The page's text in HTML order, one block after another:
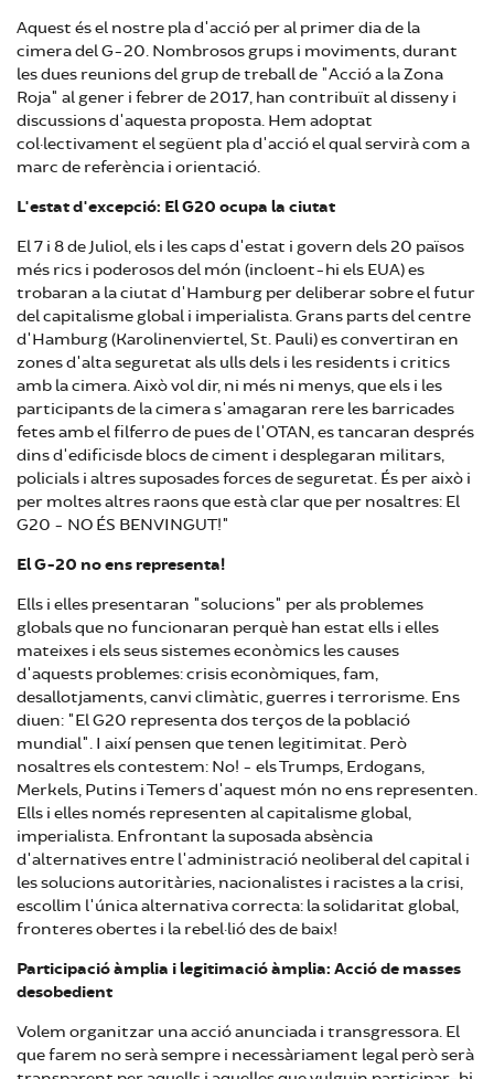
Aquest és el nostre pla d'acció per al primer dia de la
cimera del G-20. Nombrosos grups i moviments, durant
les dues reunions del grup de treball de "Acció a la Zona
Roja" al gener i febrer de 2017, han contribuït al disseny i
discussions d'aquesta proposta. Hem adoptat
col·lectivament el següent pla d'acció el qual servirà com a
marc de referència i orientació.
L'estat d'excepció: El G20 ocupa la ciutat
El 7 i 8 de Juliol, els i les caps d'estat i govern dels 20 països
més rics i poderosos del món (incloent-hi els EUA) es
trobaran a la ciutat d'Hamburg per deliberar sobre el futur
del capitalisme global i imperialista. Grans parts del centre
d'Hamburg (Karolinenviertel, St. Pauli) es convertiran en
zones d'alta seguretat als ulls dels i les residents i critics
amb la cimera. Això vol dir, ni més ni menys, que els i les
participants de la cimera s'amagaran rere les barricades
fetes amb el filferro de pues de l'OTAN, es tancaran després
dins d'edificisde blocs de ciment i desplegaran militars,
policials i altres suposades forces de seguretat. És per això i
per moltes altres raons que està clar que per nosaltres: El
G20 - NO ÉS BENVINGUT!"
El G-20 no ens representa!
Ells i elles presentaran "solucions" per als problemes
globals que no funcionaran perquè han estat ells i elles
mateixes i els seus sistemes econòmics les causes
d'aquests problemes: crisis econòmiques, fam,
desallotjaments, canvi climàtic, guerres i terrorisme. Ens
diuen: "El G20 representa dos terços de la població
mundial". I així pensen que tenen legitimitat. Però
nosaltres els contestem: No! - els Trumps, Erdogans,
Merkels, Putins i Temers d'aquest món no ens representen.
Ells i elles només representen al capitalisme global,
imperialista. Enfrontant la suposada absència
d'alternatives entre l'administració neoliberal del capital i
les solucions autoritàries, nacionalistes i racistes a la crisi,
escollim l'única alternativa correcta: la solidaritat global,
fronteres obertes i la rebel·lió des de baix!
Participació àmplia i legitimació àmplia: Acció de masses
desobedient
Volem organitzar una acció anunciada i transgressora. El
que farem no serà sempre i necessàriament legal però serà